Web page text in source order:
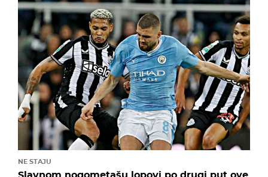
NE STAJU